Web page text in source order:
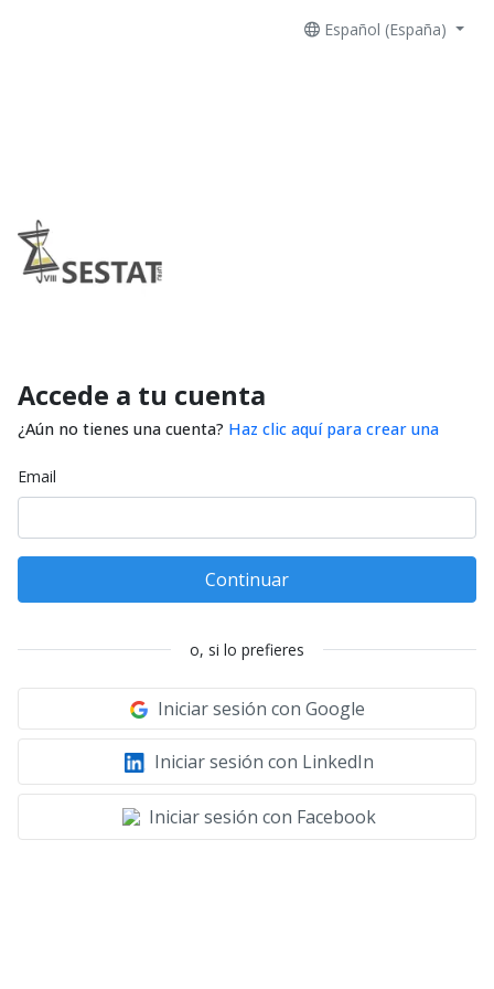
Español (España)
Accede a tu cuenta
¿Aún no tienes una cuenta? Haz clic aquí para crear una
Email
Continuar
o, si lo prefieres
Iniciar sesión con Google
Iniciar sesión con LinkedIn
Iniciar sesión con Facebook